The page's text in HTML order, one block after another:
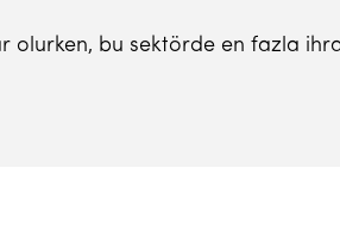
olurken, bu sektörde en fazla